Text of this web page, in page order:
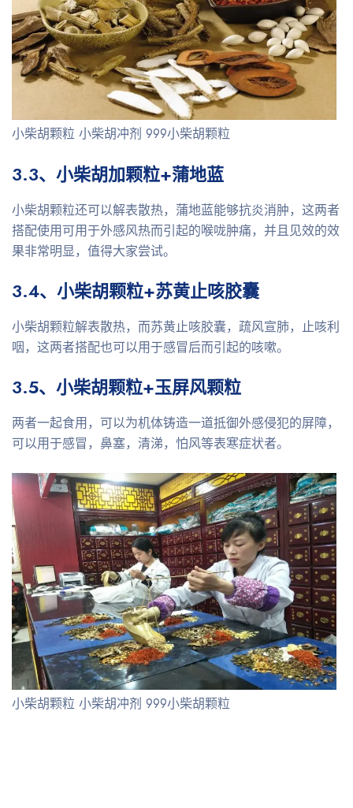
小柴胡颗粒 小柴胡冲剂 999小柴胡颗粒
3.3、小柴胡加颗粒+蒲地蓝
小柴胡颗粒还可以解表散热，蒲地蓝能够抗炎消肿，这两者
搭配使用可用于外感风热而引起的喉咙肿痛，并且见效的效
果非常明显，值得大家尝试。
3.4、小柴胡颗粒+苏黄止咳胶囊
小柴胡颗粒解表散热，而苏黄止咳胶囊，疏风宣肺，止咳利
咽，这两者搭配也可以用于感冒后而引起的咳嗽。
3.5、小柴胡颗粒+玉屏风颗粒
两者一起食用，可以为机体铸造一道抵御外感侵犯的屏障，
可以用于感冒，鼻塞，清涕，怕风等表寒症状者。
小柴胡颗粒 小柴胡冲剂 999小柴胡颗粒